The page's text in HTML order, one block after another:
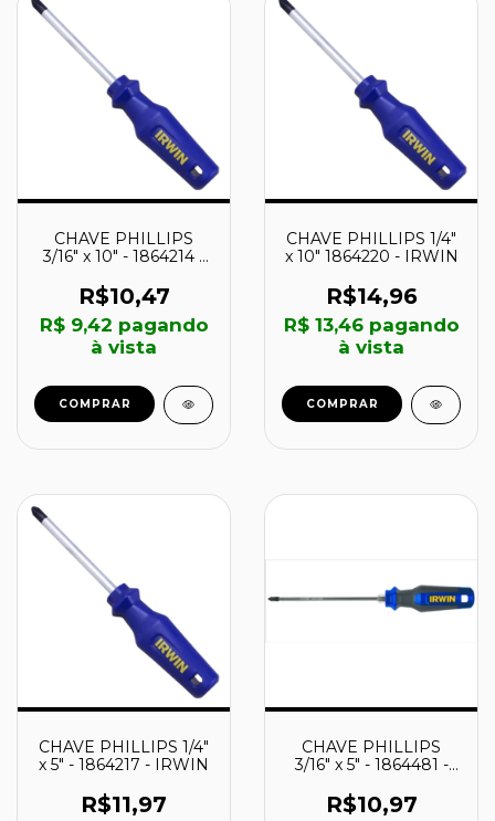
CHAVE PHILLIPS
3/16" x 10" - 1864214 -
R$10,47
R$ 9,42 pagando
à vista
COMPRAR
CHAVE PHILLIPS 1/4"
x 10" 1864220 - IRWIN
R$14,96
R$ 13,46pagando
à vista
COMPRAR
CHAVE PHILLIPS 1/4"
x 5" - 1864217 - IRWIN
R$11,97
CHAVE PHILLIPS
3/16" x 5" - 1864481 -
R$10,97